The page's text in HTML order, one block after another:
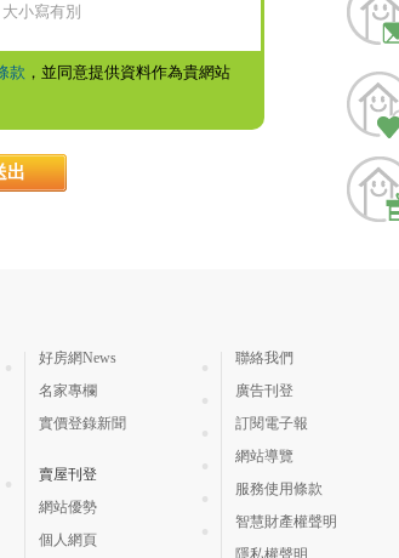
小寫有別
款 ，並同意提供資料作為貴網站
好房網News
名家專欄
實價登錄新聞
賣屋刊登
網站優勢
個人網頁
聯絡我們
廣告刊登
訂閱電子報
網站導覽
服務使用條款
智慧財產權聲明
隱私權聲明